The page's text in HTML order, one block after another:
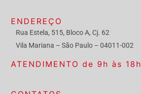
ENDEREÇO
Rua Estela, 515, Bloco A, Cj. 62
Vila Mariana – São Paulo – 04011-002
ATENDIMENTO de 9h às 18h